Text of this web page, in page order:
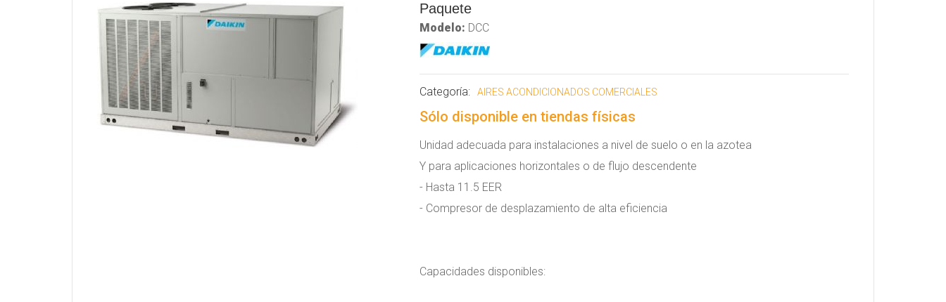
Paquete
Modelo: DCC
Categoría: AIRES ACONDICIONADOS COMERCIALES
Sólo disponible en tiendas físicas
Unidad adecuada para instalaciones a nivel de suelo o en la azotea
Y para aplicaciones horizontales o de flujo descendente
- Hasta 11.5 EER
- Compresor de desplazamiento de alta eficiencia
Capacidades disponibles: